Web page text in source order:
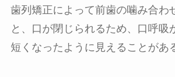
歯列矯正によって前歯の噛み合わ
と、口が閉じられるため、口呼吸
短くなったように見えることがあ